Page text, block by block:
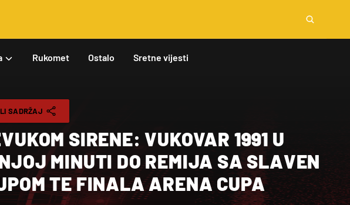
Rukomet Ostalo Sretne vijesti
SADRŽAJ
SIRENE: VUKOVAR 1991 U
MINUTI DO REMIJA SA SLAVEN
TE FINALA ARENA CUPA